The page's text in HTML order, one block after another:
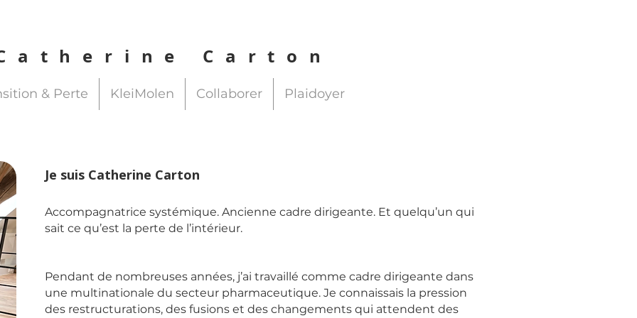
Carton
& Perte KleiMolen Collaborer Plaidoyer
Je suis Catherine Carton
Accompagnatrice systémique. Ancienne cadre dirigeante. Et quelqu’un qui
sait ce qu’est la perte de l’intérieur.
Pendant de nombreuses années, j’ai travaillé comme cadre dirigeante dans
une multinationale du secteur pharmaceutique. Je connaissais la pression
des restructurations, des fusions et des changements qui attendent des